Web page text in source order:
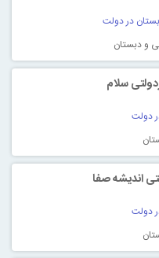
در دولت
و دبستان
سلام
دولت
اندیشه صفا
دولت